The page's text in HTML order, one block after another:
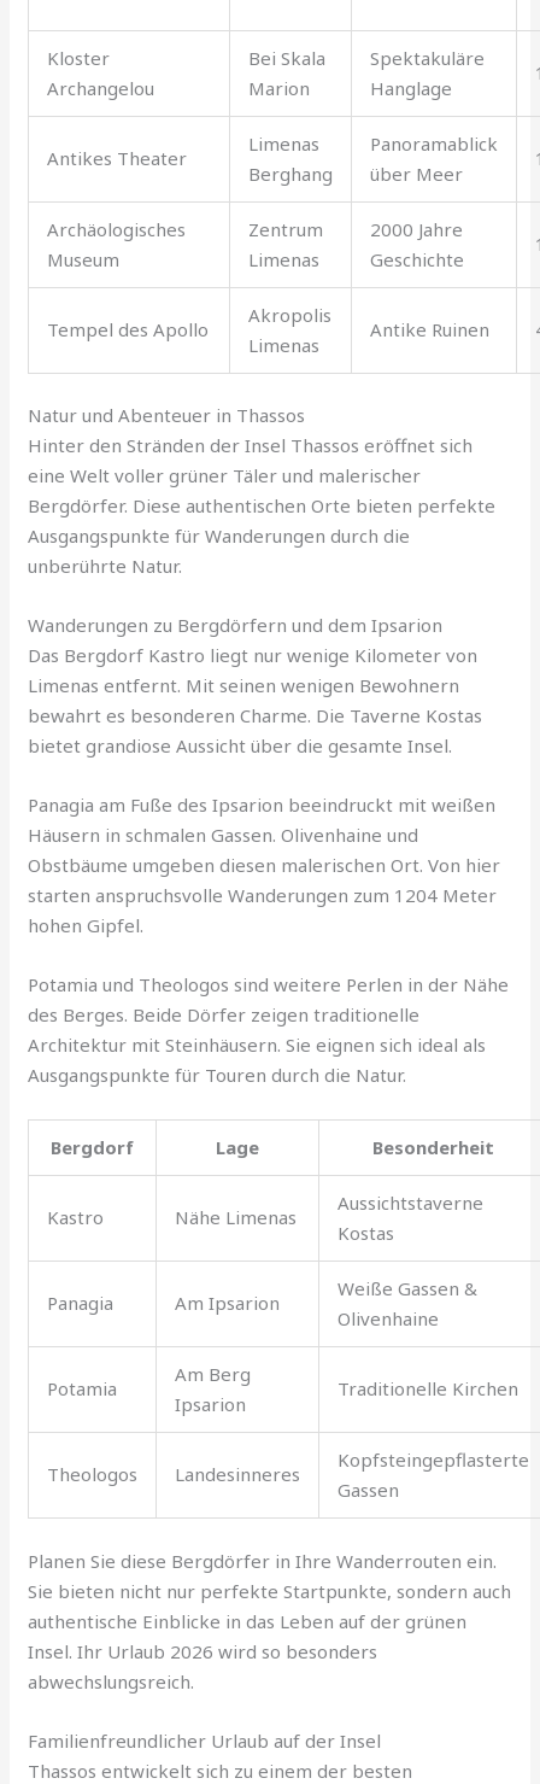
Kloster
Archangelou
Bei Skala
Marion
Spektakuläre
Hanglage
Antikes Theater
Limenas
Berghang
Panoramablick
über Meer
Archäologisches
Museum
Zentrum
Limenas
2000 Jahre
Geschichte
Tempel des Apollo
Akropolis
Limenas
Antike Ruinen
Natur und Abenteuer in Thassos
Hinter den Stränden der Insel Thassos eröffnet sich
eine Welt voller grüner Täler und malerischer
Bergdörfer. Diese authentischen Orte bieten perfekte
Ausgangspunkte für Wanderungen durch die
unberührte Natur.
Wanderungen zu Bergdörfern und dem Ipsarion
Das Bergdorf Kastro liegt nur wenige Kilometer von
Limenas entfernt. Mit seinen wenigen Bewohnern
bewahrt es besonderen Charme. Die Taverne Kostas
bietet grandiose Aussicht über die gesamte Insel.
Panagia am Fuße des Ipsarion beeindruckt mit weißen
Häusern in schmalen Gassen. Olivenhaine und
Obstbäume umgeben diesen malerischen Ort. Von hier
starten anspruchsvolle Wanderungen zum 1204 Meter
hohen Gipfel.
Potamia und Theologos sind weitere Perlen in der Nähe
des Berges. Beide Dörfer zeigen traditionelle
Architektur mit Steinhäusern. Sie eignen sich ideal als
Ausgangspunkte für Touren durch die Natur.
Bergdorf Lage Besonderheit
Kastro Nähe Limenas
Aussichtstaverne
Kostas
Panagia Am Ipsarion
Weiße Gassen &
Olivenhaine
Potamia
Am Berg
Ipsarion
Traditionelle Kirchen
Theologos Landesinneres
Kopfsteingepflasterte
Gassen
Planen Sie diese Bergdörfer in Ihre Wanderrouten ein.
Sie bieten nicht nur perfekte Startpunkte, sondern auch
authentische Einblicke in das Leben auf der grünen
Insel. Ihr Urlaub 2026 wird so besonders
abwechslungsreich.
Familienfreundlicher Urlaub auf der Insel
Thassos entwickelt sich zu einem der besten